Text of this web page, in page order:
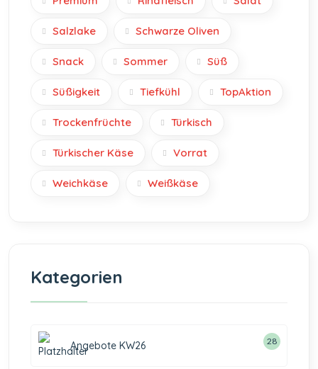
Salzlake Schwarze Oliven
Snack Sommer Süß
Süßigkeit Tiefkühl TopAktion
Trockenfrüchte Türkisch
Türkischer Käse Vorrat
Weichkäse Weißkäse
Kategorien
Angebote KW26 28